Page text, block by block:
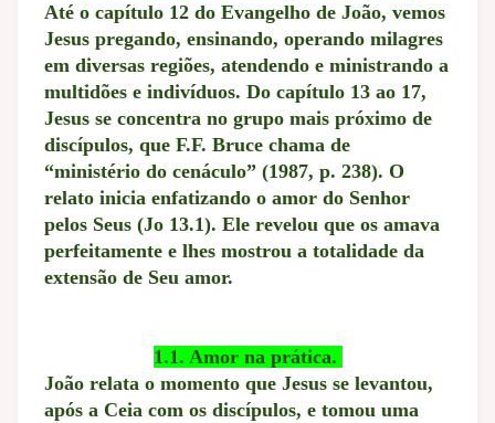
Até o capítulo 12 do Evangelho de João, vemos
Jesus pregando, ensinando, operando milagres
em diversas regiões, atendendo e ministrando a
multidões e indivíduos. Do capítulo 13 ao 17,
Jesus se concentra no grupo mais próximo de
discípulos, que F.F. Bruce chama de
“ministério do cenáculo” (1987, p. 238). O
relato inicia enfatizando o amor do Senhor
pelos Seus (Jo 13.1). Ele revelou que os amava
perfeitamente e lhes mostrou a totalidade da
extensão de Seu amor.
1.1. Amor na prática.
João relata o momento que Jesus se levantou,
após a Ceia com os discípulos, e tomou uma